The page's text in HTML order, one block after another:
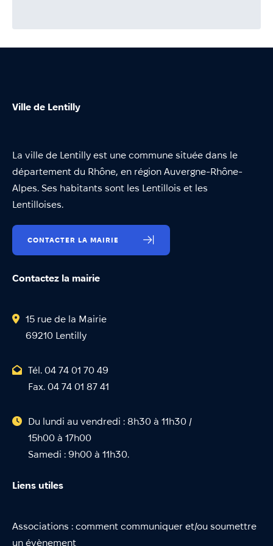
Ville de Lentilly
La ville de Lentilly est une commune située dans le
département du Rhône, en région Auvergne-Rhône-
Alpes. Ses habitants sont les Lentillois et les
Lentilloises.
CONTACTER LA MAIRIE
Contactez la mairie
15 rue de la Mairie
69210 Lentilly
Tél. 04 74 01 70 49
Fax. 04 74 01 87 41
Du lundi au vendredi : 8h30 à 11h30 /
15h00 à 17h00
Samedi : 9h00 à 11h30.
Liens utiles
Associations : comment communiquer et/ou soumettre
un évènement
Démarches